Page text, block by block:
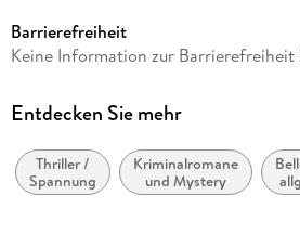
Autor/Autorin
Verlag/Hersteller
Produktart
kartoniert
Barrierefreiheit
Keine Information zur Barrierefreiheit
Entdecken Sie mehr
Thriller /
Spannung
Kriminalromane
und Mystery